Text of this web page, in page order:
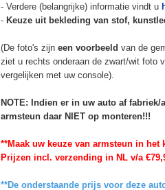
- Verdere (belangrijke) informatie vindt u
- Keuze uit bekleding van stof,
(De foto's zijn een voorbeeld van de
ziet u rechts onderaan de zwart/wit foto
vergelijken met uw console).
NOTE: Indien er in uw auto af
armsteun daar NIET op monteren!!!
**Maak uw keuze van armsteun in het
Prijzen incl. verzending in NL v/a
**De onderstaande prijs voor deze